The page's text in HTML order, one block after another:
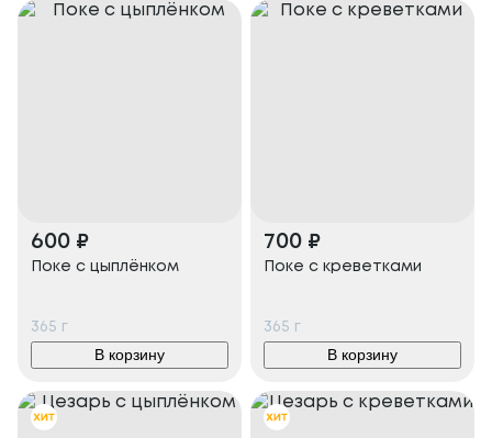
600 ₽
Поке с цыплёнком
365 г
В корзину
700 ₽
Поке с креветками
365 г
В корзину